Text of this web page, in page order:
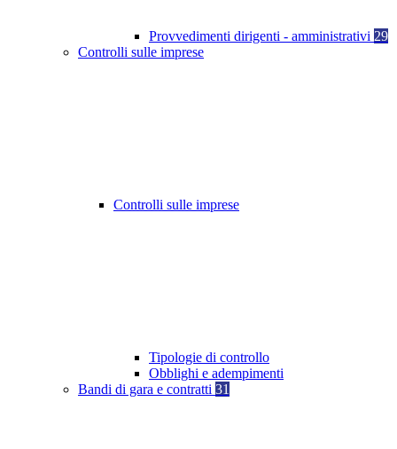
Provvedimenti dirigenti - amministrativi 29
Controlli sulle imprese
Controlli sulle imprese
Tipologie di controllo
Obblighi e adempimenti
Bandi di gara e contratti 31